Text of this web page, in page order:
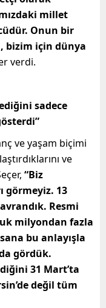
millet
Onun bir
bizim için dünya
verdi.
sadece
ve yaşam biçimi
ve
“Biz
görmeyiz. 13
Resmi
milyondan fazla
bu anlayışla
gördük.
31 Mart’ta
değil tüm